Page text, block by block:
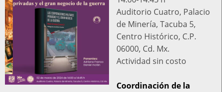
Lugar
Auditorio Cuatro, Palacio
de Minería, Tacuba 5,
Centro Histórico, C.P.
06000, Cd. Mx.
Actividad
costo
Actividad sin costo
Coordinación de la